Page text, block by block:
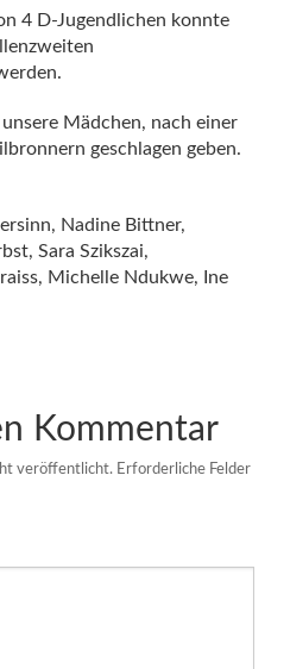
4 D-Jugendlichen konnte
Mädchen, nach einer
geschlagen geben.
Nadine Bittner,
Sara Szikszai,
Michelle Ndukwe, Ine
Kommentar
veröffentlicht. Erforderliche Felder